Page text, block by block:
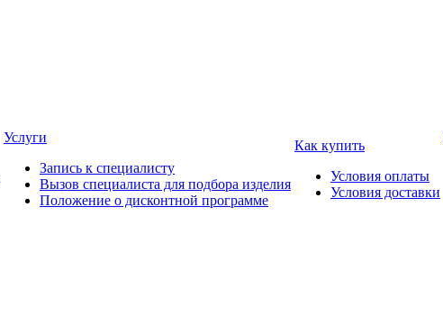
Услуги
Запись к специалисту
Вызов специалиста для подбора изделия
Положение о дисконтной программе
Как купить
Условия оплаты
Условия доставки